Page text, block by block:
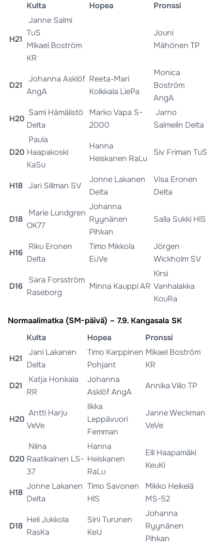
Kulta
Hopea Pronssi
H21
Janne Salmi
TuS
Mikael Boström
KR
Jouni
Mähönen TP
D21
Johanna Asklöf
AngA
Reeta-Mari
Kolkkala LiePa
Monica
Boström
AngA
H20
Sami Hämälistö
Delta
Marko Vapa S-
2000
Jarno
Salmelin Delta
D20
Paula
Haapakoski
KaSu
Hanna
Heiskanen RaLu
Siv Friman TuS
H18 Jari Sillman SV
Jonne Lakanen
Delta
Visa Eronen
Delta
D18
Marie Lundgren
OK77
Johanna
Ryynänen
Pihkan
Salla Sukki HlS
H16
Riku Eronen
Delta
Timo Mikkola
EuVe
Jörgen
Wickholm SV
D16
Sara Forsström
Raseborg
Minna Kauppi AR
Kirsi
Vanhalakka
KouRa
Normaalimatka (SM-päivä) – 7.9. Kangasala SK
Kulta
Hopea Pronssi
H21
Jani Lakanen
Delta
Timo Karppinen
Pohjant
Mikael Boström
KR
D21
Katja Honkala
RR
Johanna
Asklöf AngA
Annika Viilo TP
H20
Antti Harju
VeVe
Ilkka
Leppävuori
Femman
Janne Weckman
VeVe
D20
Niina
Raatikainen LS-
37
Hanna
Heiskanen
RaLu
Elli Haapamäki
KeuKi
H18
Jonne Lakanen
Delta
Timo Savonen
HlS
Mikko Heikelä
MS-52
D18
Heli Jukkola
RasKa
Sini Turunen
KeU
Johanna
Ryynänen
Pihkan